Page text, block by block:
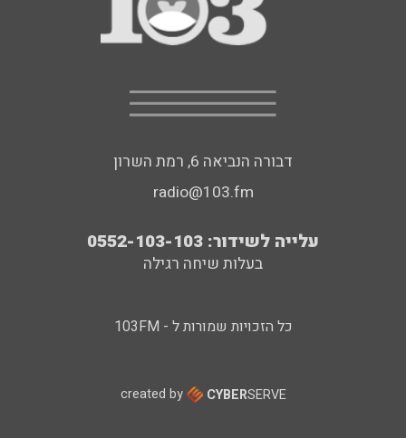
דבורה הנביאה 6, רמת השרון
radio@103.fm
עלייה לשידור: 0552-103-103
בעלות שיחה רגילה
כל הזכויות שמורות ל - 103FM
created by CYBERSERVE